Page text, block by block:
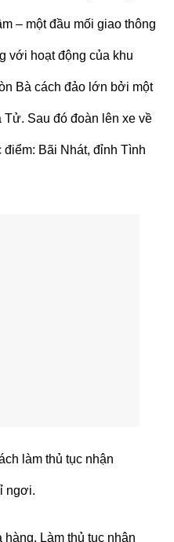
– một đầu mối giao thông
với hoạt động của khu
Bà cách đảo lớn bởi một
Sau đó đoàn lên xe về
Bãi Nhát, đỉnh Tình
làm thủ tục nhận
ngơi.
Làm thủ tục nhận